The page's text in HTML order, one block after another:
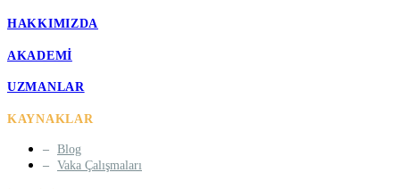
HAKKIMIZDA
AKADEMI
UZMANLAR
KAYNAKLAR
Blog
Vaka Çalışmaları